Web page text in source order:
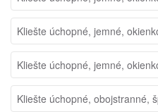
Kliešte úchopné, jemné,
Kliešte úchopné, jemné,
Kliešte úchopné, obojstranné,